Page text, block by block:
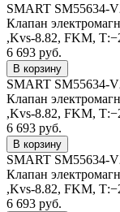
SMART SM55634-
Клапан
,Kvs-8.82, FKM,
6 693 руб.
SMART SM55634-
Клапан
,Kvs-8.82, FKM,
6 693 руб.
SMART SM55634-
Клапан
,Kvs-8.82, FKM,
6 693 руб.